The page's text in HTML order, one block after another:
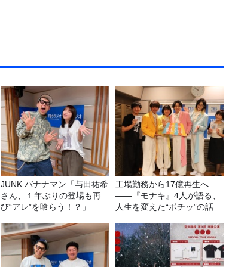
JUNK バナナマン「与田祐希
さん、１年ぶりの登場も再
び“アレ”を喰らう！？」
工場勤務から17億再生へ
——『モナキ』4人が語る、
人生を変えた“ポチッ”の話